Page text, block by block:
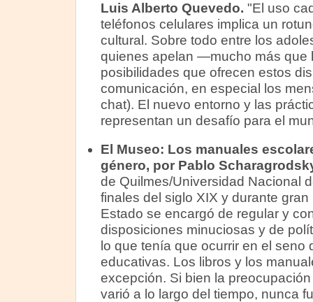
Luis Alberto Quevedo. "El uso
teléfonos celulares implica un
cultural. Sobre todo entre los
quienes apelan —mucho más
posibilidades que ofrecen estos
comunicación, en especial los
chat). El nuevo entorno y las
representan un desafío para el
El Museo: Los manuales
género, por Pablo
de Quilmes/Universidad Nacional
finales del siglo XIX y durante
Estado se encargó de regular y
disposiciones minuciosas y de
lo que tenía que ocurrir en el seno
educativas. Los libros y los
excepción. Si bien la
varió a lo largo del tiempo, nunca